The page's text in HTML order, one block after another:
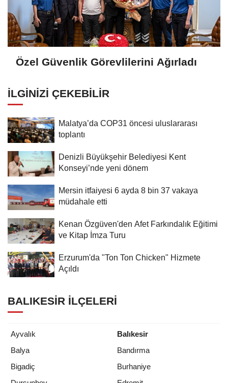
Özel Güvenlik Görevlilerini Ağırladı
İLGINIZI ÇEKEBILIR
Malatya’da COP31 öncesi uluslararası
toplantı
Denizli Büyükşehir Belediyesi Kent
Konseyi’nde yeni dönem
Mersin itfaiyesi 6 ayda 8 bin 37 vakaya
müdahale etti
Kenan Özgüven'den Afet Farkındalık Eğitimi
ve Kitap İmza Turu
Erzurum'da "Ton Ton Chicken" Hizmete
Açıldı
BALIKESIR İLÇELERI
Ayvalık
Balıkesir
Balya
Bandırma
Bigadiç
Burhaniye